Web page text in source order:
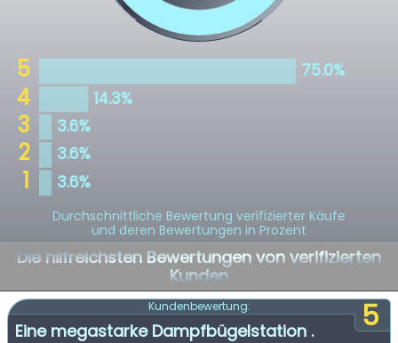
Durchschnittliche Bewertung verifizierter Käufe
und deren Bewertungen in Prozent
Die hilfreichsten Bewertungen von verifizierten
Kunden
5
Kundenbewertung:
Eine megastarke Dampfbügelstation .